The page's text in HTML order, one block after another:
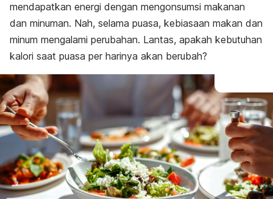
mendapatkan energi dengan mengonsumsi makanan
dan minuman. Nah, selama puasa, kebiasaan makan dan
minum mengalami perubahan. Lantas, apakah kebutuhan
kalori saat puasa per harinya akan berubah?